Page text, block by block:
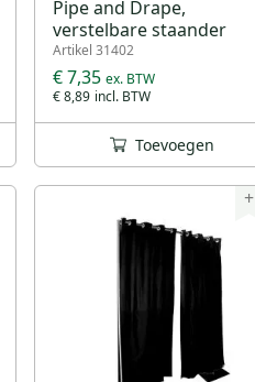
Pipe and Drape,
verstelbare staander
Artikel 31402
€ 8,89
€ 7,35
Toevoegen
+